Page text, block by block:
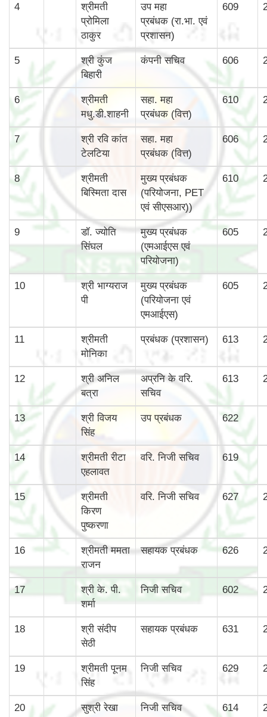
4
श्रीमती
प्रोमिला
ठाकुर
उप महा
प्रबंधक (रा.भा. एवं
प्रशासन)
609
5
श्री कुंज
बिहारी
कंपनी सचिव 606
6
श्रीमती
मधु.डी.शाहनी
सहा. महा
प्रबंधक (वित्त)
610
7
श्री रवि कांत
टेलटिया
सहा. महा
प्रबंधक (वित्त)
606
8
श्रीमती
बिस्‍मिता दास
मुख्‍य प्रबंधक
(परियोजना, PET
एवं सीएसआर))
610
9
डॉ. ज्योति
सिंघल
मुख्‍य प्रबंधक
(एमआईएस एवं
परियोजना)
605
10
श्री भाग्‍यराज
पी
मुख्‍य प्रबंधक
(परियोजना एवं
एमआईएस)
605
11
श्रीमती
मोनिका
प्रबंधक (प्रशासन) 613
12
श्री अनिल
बत्रा
अप्रनि के वरि.
सचिव
613
13
श्री विजय
सिंह
उप प्रबंधक 622
14
श्रीमती रीटा
एहलावत
वरि. निजी सचिव 619
15
श्रीमती
किरण
पुष्करणा
वरि. निजी सचिव 627
16
श्रीमती ममता
राजन
सहायक प्रबंधक 626
17
श्री के. पी.
शर्मा
निजी सचिव 602
18
श्री संदीप
सेठी
सहायक प्रबंधक 631
19
श्रीमती पूनम
सिंह
निजी सचिव 629
20 सुश्री रेखा निजी सचिव 614